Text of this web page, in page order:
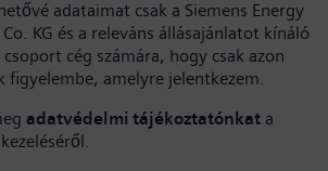
adataimat csak a Siemens Energy
KG és a releváns állásajánlatot kínáló
csoport cég számára, hogy csak azon
figyelembe, amelyre jelentkezem.
adatvédelmi tájékoztatónkat a